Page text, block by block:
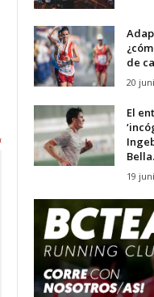
de
20
El
19